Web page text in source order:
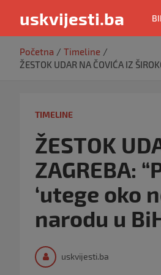
content
uskvijesti.ba
Početna
Timeline
ŽESTOK UDAR NA ČOVIĆA IZ
TIMELINE
ŽESTOK
ZAGREBA:
‘utege oko
narodu u
uskvijesti.ba